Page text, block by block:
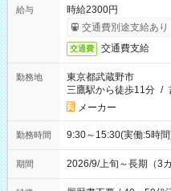
給与
時給2300円
交通費別途支給あり
交通費 交通費支給
勤務地
東京都武蔵野市
三鷹駅から徒歩11分 /
メーカー
勤務時間 9:30～15:30(実働:5時
期間 2026/9/上旬～長期（3